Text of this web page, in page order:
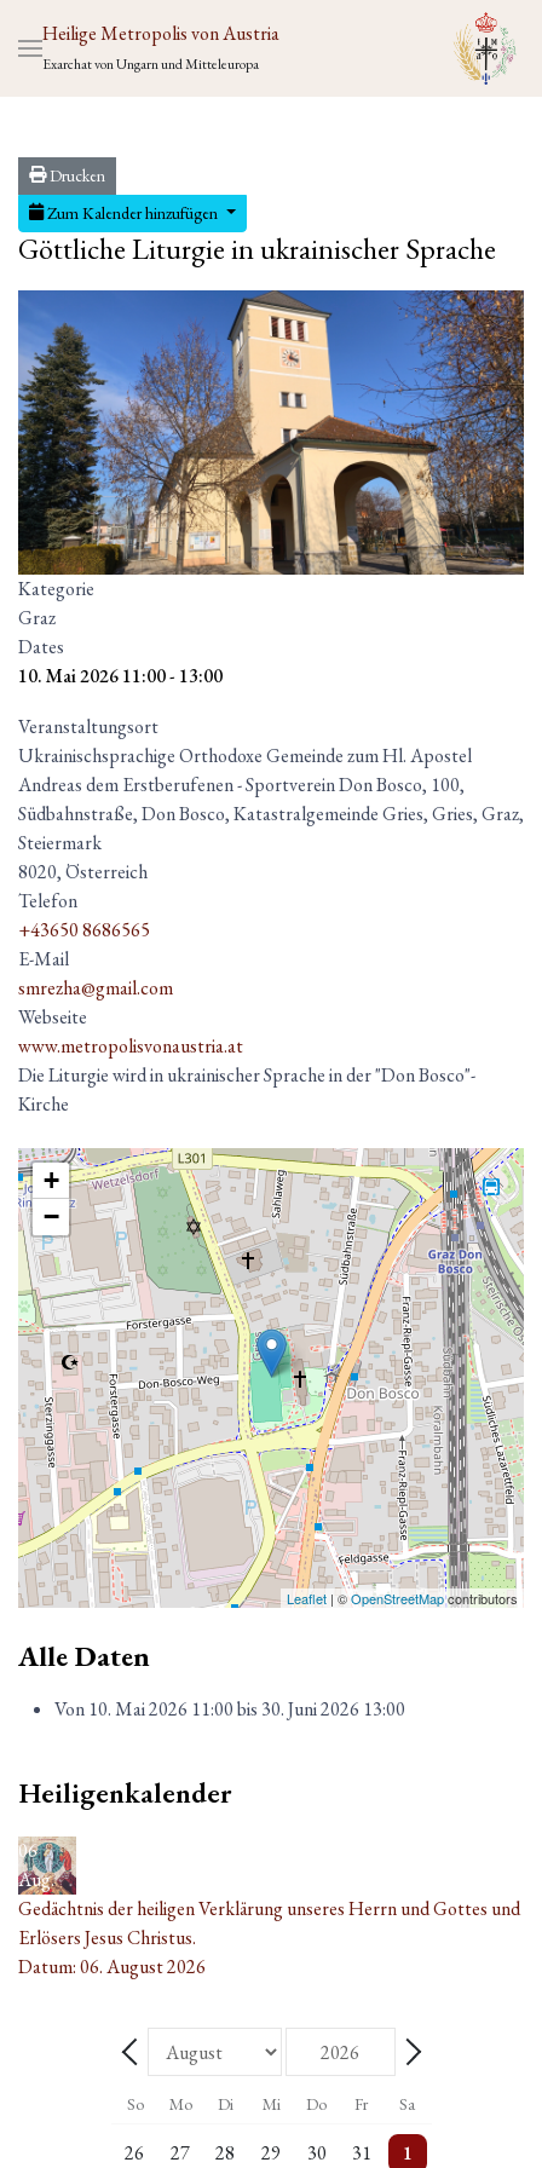
Heilige Metropolis von Austria
Exarchat von Ungarn und Mitteleuropa
Drucken
Zum Kalender hinzufügen
Göttliche Liturgie in ukrainischer Sprache
Kategorie
Graz
Dates
10. Mai 202611:00- 13:00
Veranstaltungsort
Ukrainischsprachige Orthodoxe Gemeinde zum Hl. Apostel
Andreas dem Erstberufenen - Sportverein Don Bosco, 100,
Südbahnstraße, Don Bosco, Katastralgemeinde Gries, Gries, Graz,
Steiermark
8020, Österreich
Telefon
+43650 8686565
E-Mail
smrezha@gmail.com
Webseite
www.metropolisvonaustria.at
Die Liturgie wird in ukrainischer Sprache in der "Don Bosco"-
Kirche
+
−
Leaflet | ©OpenStreetMapcontributors
Alle Daten
Von 10. Mai 2026 11:00bis 30. Juni 2026 13:00
Heiligenkalender
06
Aug.
Gedächtnis der heiligen Verklärung unseres Herrn und Gottes und
Erlösers Jesus Christus.
Datum:06. August 2026
Zurück - Monat
Monat
Weiter - Monat
So Mo Di Mi Do Fr Sa
26
5 Veranstaltungen
27
Einzelne Veranstaltung
28
2 Veranstaltungen
29
Einzelne Veranstaltung
30
2 Veranstaltungen
31
Einzelne Veranstaltung
1
5 Veranstaltungen